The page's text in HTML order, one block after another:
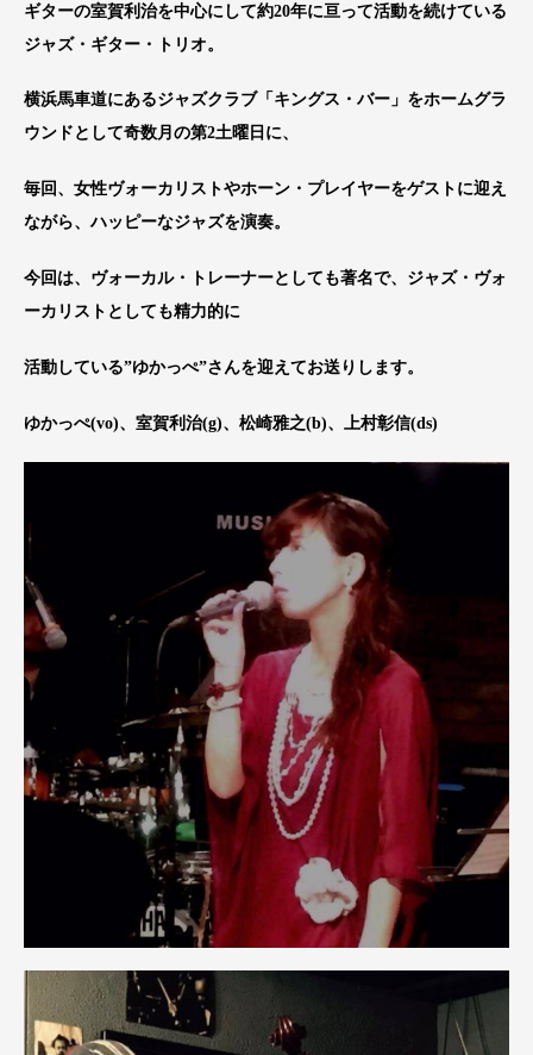
ギターの室賀利治を中心にして約20年に亘って活動を続けている
ジャズ・ギター・トリオ。
横浜馬車道にあるジャズクラブ「キングス・バー」をホームグラ
ウンドとして奇数月の第2土曜日に、
毎回、女性ヴォーカリストやホーン・プレイヤーをゲストに迎え
ながら、ハッピーなジャズを演奏。
今回は、ヴォーカル・トレーナーとしても著名で、ジャズ・ヴォ
ーカリストとしても精力的に
活動している”ゆかっぺ”さんを迎えてお送りします。
ゆかっぺ(vo)、室賀利治(g)、松崎雅之(b)、上村彰信(ds)